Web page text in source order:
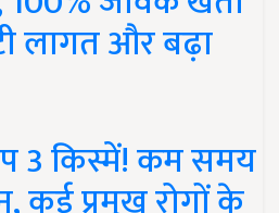
लागत और बढ़ा
3 किस्में! कम समय